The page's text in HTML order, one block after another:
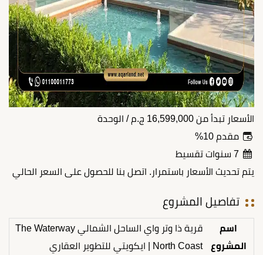
الأسعار تبدأ من 16,599,000 ج.م / الوحدة
مقدم 10%
7 سنوات تقسيط
يتم تحديث الأسعار باستمرار. اتصل بنا للحصول على السعر الحالي
تفاصيل المشروع
اسم
المشروع
قرية ذا وتر واي الساحل الشمالي The Waterway
North Coast | ايكويتي للتطوير العقاري